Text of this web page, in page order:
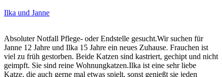
Ilka und Janne
Absoluter Notfall Pflege- oder Endstelle gesucht.Wir suchen für
Janne 12 Jahre und Ilka 15 Jahre ein neues Zuhause. Frauchen ist
viel zu früh gestorben. Beide Katzen sind kastriert, gechipt und nicht
geimpft. Sie sind reine Wohnungkatzen.Ilka ist eine sehr liebe
Katze, die auch gerne mal etwas spielt, sonst genießt sie jeden